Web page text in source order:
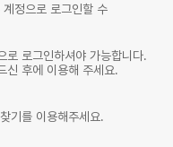
정으로 로그인할 수
로 로그인하셔야 가능합니다.
신 후에 이용해 주세요.
기를 이용해주세요.